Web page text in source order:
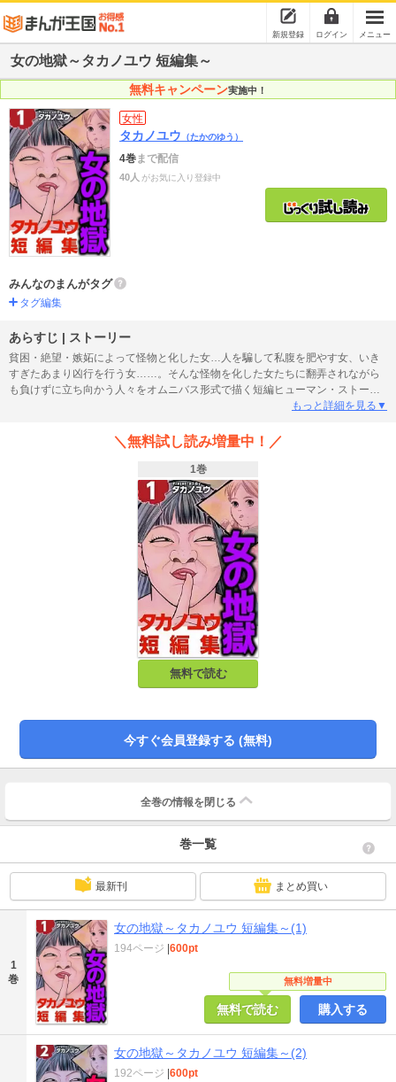
新規登録 ログイン メニュー
女の地獄～タカノユウ 短編集～
無料キャンペーン実施中！
女性
タカノユウ （たかのゆう）
4巻まで配信
40人 がお気に入り登録中
みんなのまんがタグ
タグ編集
あらすじ | ストーリー
貧困・絶望・嫉妬によって怪物と化した女…人を騙して私腹を肥やす女、いき
すぎたあまり凶行を行う女……。そんな怪物を化した女たちに翻弄されながら
も負けずに立ち向かう人々をオムニバス形式で描く短編ヒューマン・ストーリ
もっと詳細を見る▼
＼無料試し読み増量中！／
1巻
無料で読む
今すぐ会員登録する (無料)
全巻の情報を 閉じる
巻一覧
最新刊 まとめ買い
1
巻
女の地獄～タカノユウ 短編集～(1)
無料増量中
194ページ |600pt
無料で読む 購入する
女の地獄～タカノユウ 短編集～(2)
192ページ |600pt